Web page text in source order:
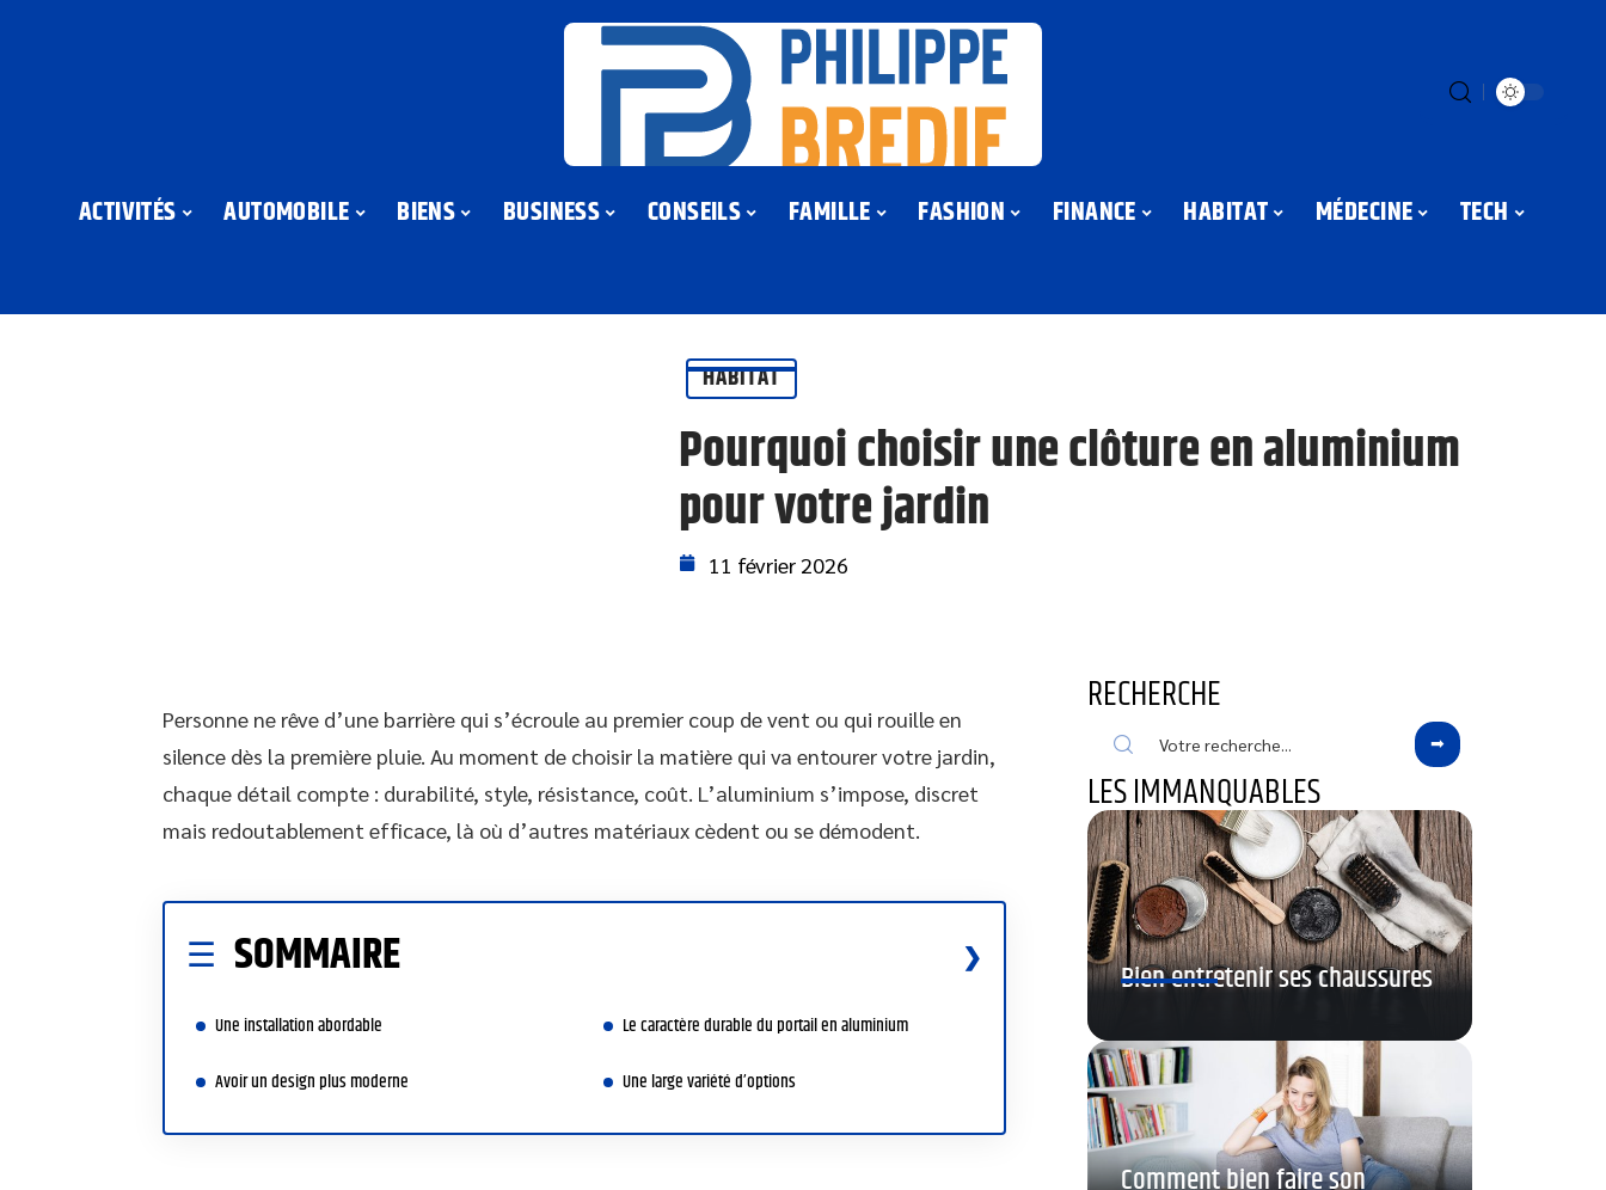
ACTIVITÉS AUTOMOBILE BIENS BUSINESS CONSEILS FAMILLE FASHION FINANCE HABITAT MÉDECINE TECH
HABITAT
Pourquoi choisir une clôture en aluminium
pour votre jardin
11 février 2026
Personne ne rêve d’une barrière qui s’écroule au premier coup de vent ou qui rouille en
silence dès la première pluie. Au moment de choisir la matière qui va entourer votre jardin,
chaque détail compte : durabilité, style, résistance, coût. L’aluminium s’impose, discret
mais redoutablement efficace, là où d’autres matériaux cèdent ou se démodent.
SOMMAIRE
Une installation abordable
Avoir un design plus moderne
Le caractère durable du portail en aluminium
Une large variété d’options
RECHERCHE
LES IMMANQUABLES
Bien entretenir ses chaussures
Comment bien faire son